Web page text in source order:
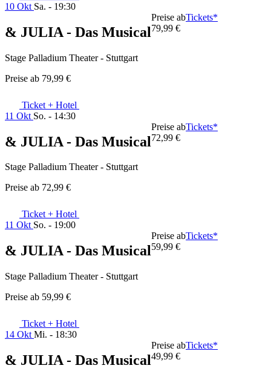
10 Okt Sa. - 19:30
& JULIA - Das Musical
Stage Palladium Theater - Stuttgart
Preise ab 79,99 €
Preise ab
79,99 €
Tickets*
Ticket + Hotel
11 Okt So. - 14:30
& JULIA - Das Musical
Stage Palladium Theater - Stuttgart
Preise ab 72,99 €
Preise ab
72,99 €
Tickets*
Ticket + Hotel
11 Okt So. - 19:00
& JULIA - Das Musical
Stage Palladium Theater - Stuttgart
Preise ab 59,99 €
Preise ab
59,99 €
Tickets*
Ticket + Hotel
14 Okt Mi. - 18:30
& JULIA - Das Musical
Preise ab
49,99 €
Tickets*